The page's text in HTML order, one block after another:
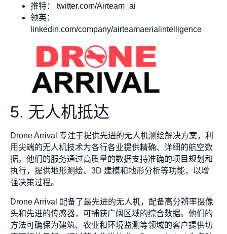
推特： twitter.com/Airteam_ai
领英：
linkedin.com/company/airteamaerialintelligence
5. 无人机抵达
Drone Arrival 专注于提供先进的无人机测绘解决方案，利
用尖端的无人机技术为各行各业提供精确、详细的航空数
据。他们的服务通过高质量的数据支持准确的项目规划和
执行，提供地形测绘、3D 建模和地形分析等功能，以增
强决策过程。
Drone Arrival 配备了最先进的无人机，配备高分辨率摄像
头和先进的传感器，可捕获广阔区域的综合数据。他们的
方法可确保为建筑、农业和环境监测等领域的客户提供切